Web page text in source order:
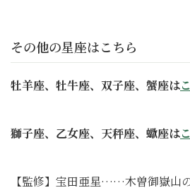
その他の星座はこちら
牡羊座、牡牛座、双子座、蟹座は
獅子座、乙女座、天秤座、蠍座は
【監修】宝田亜星……木曽御嶽山